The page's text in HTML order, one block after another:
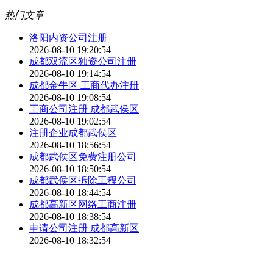
热门文章
洛阳内资公司注册
2026-08-10 19:20:54
成都双流区独资公司注册
2026-08-10 19:14:54
成都金牛区 工商代办注册
2026-08-10 19:08:54
工商公司注册 成都武侯区
2026-08-10 19:02:54
注册企业成都武侯区
2026-08-10 18:56:54
成都武侯区免费注册公司
2026-08-10 18:50:54
成都武侯区拆除工程公司
2026-08-10 18:44:54
成都高新区网络工商注册
2026-08-10 18:38:54
申请公司注册 成都高新区
2026-08-10 18:32:54